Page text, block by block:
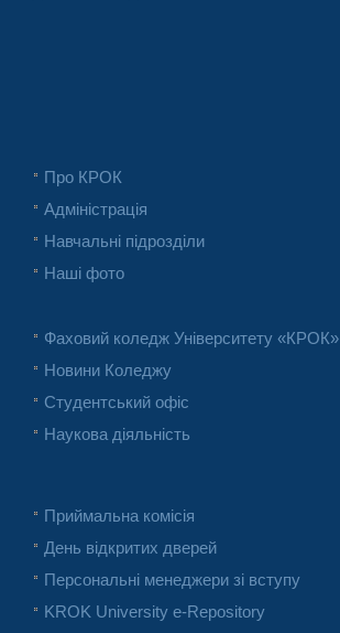
Про КРОК
Адміністрація
Навчальні підрозділи
Наші фото
Фаховий коледж Університету «КРОК»
Новини Коледжу
Студентський офіс
Наукова діяльність
Приймальна комісія
День відкритих дверей
Персональні менеджери зі вступу
KROK University e-Repository